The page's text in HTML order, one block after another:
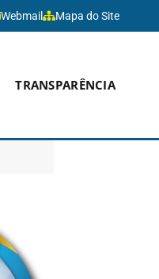
Webmail Mapa do Site
TRANSPARÊNCIA